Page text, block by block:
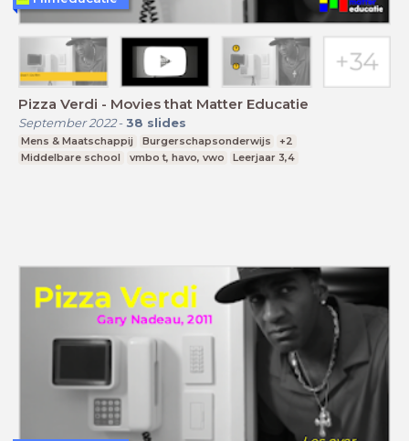
Pizza Verdi - Movies that Matter Educatie
September 2022- 38 slides
Mens & Maatschappij Burgerschapsonderwijs
+2
Middelbare school
vmbo t, havo, vwo Leerjaar 3,4